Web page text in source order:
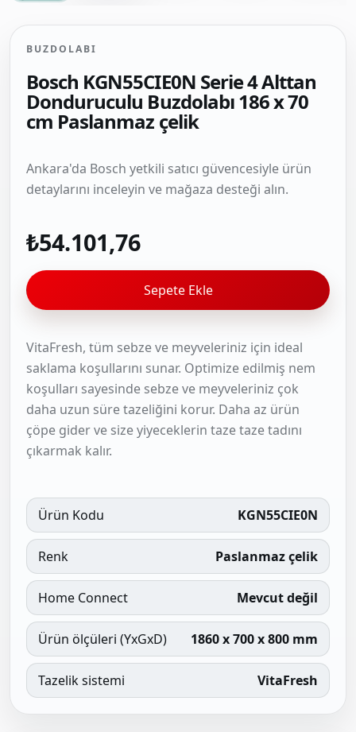
BUZDOLABI
Bosch KGN55CIE0N Serie 4 Alttan
Donduruculu Buzdolabı 186 x 70
cm Paslanmaz çelik
Ankara'da Bosch yetkili satıcı güvencesiyle ürün
detaylarını inceleyin ve mağaza desteği alın.
₺54.101,76
Sepete Ekle
VitaFresh, tüm sebze ve meyveleriniz için ideal
saklama koşullarını sunar. Optimize edilmiş nem
koşulları sayesinde sebze ve meyveleriniz çok
daha uzun süre tazeliğini korur. Daha az ürün
çöpe gider ve size yiyeceklerin taze taze tadını
çıkarmak kalır.
Ürün Kodu KGN55CIE0N
Renk Paslanmaz çelik
Home Connect Mevcut değil
Ürün ölçüleri (YxGxD) 1860 x 700 x 800 mm
Tazelik sistemi VitaFresh